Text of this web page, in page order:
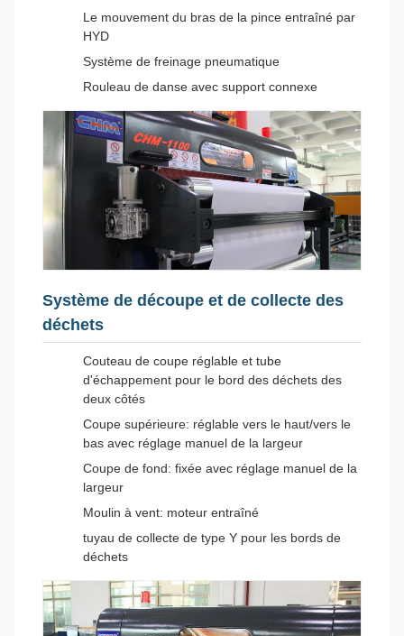
Le mouvement du bras de la pince entraîné par
HYD
Système de freinage pneumatique
Rouleau de danse avec support connexe
Système de découpe et de collecte des
déchets
Couteau de coupe réglable et tube
d'échappement pour le bord des déchets des
deux côtés
Coupe supérieure: réglable vers le haut/vers le
bas avec réglage manuel de la largeur
Coupe de fond: fixée avec réglage manuel de la
largeur
Moulin à vent: moteur entraîné
tuyau de collecte de type Y pour les bords de
déchets